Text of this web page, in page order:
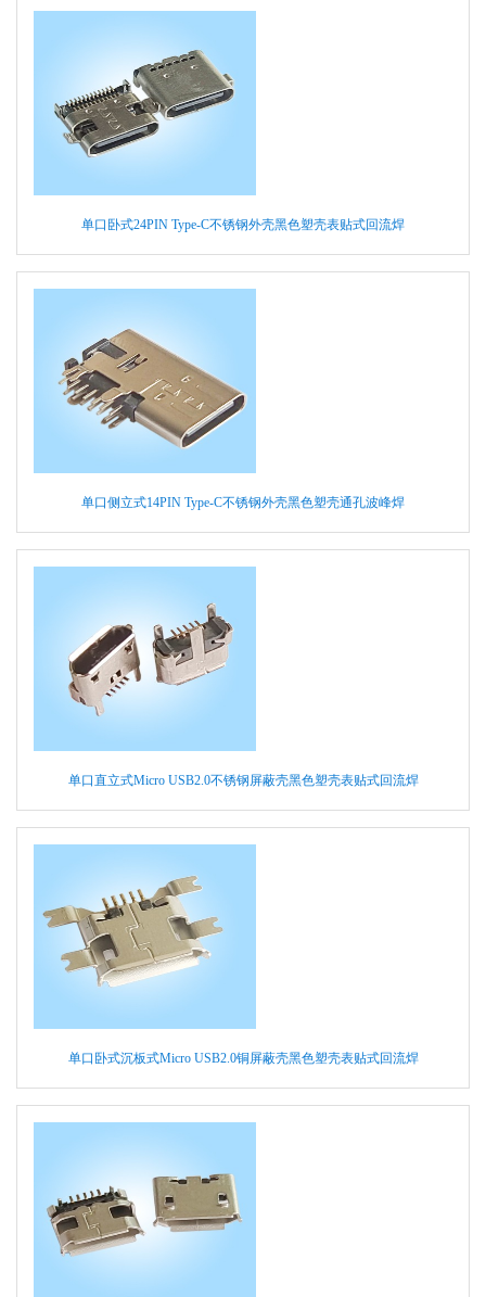
单口卧式24PIN Type-C不锈钢外壳黑色塑壳表贴式回流焊
单口侧立式14PIN Type-C不锈钢外壳黑色塑壳通孔波峰焊
单口直立式Micro USB2.0不锈钢屏蔽壳黑色塑壳表贴式回流焊
单口卧式沉板式Micro USB2.0铜屏蔽壳黑色塑壳表贴式回流焊